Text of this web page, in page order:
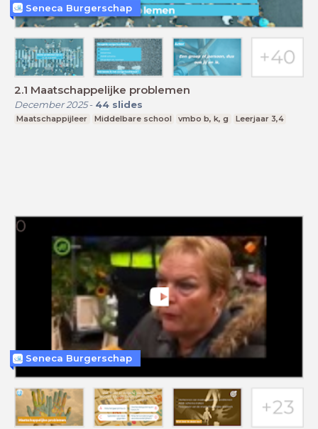
2.1 Maatschappelijke problemen
December 2025- 44 slides
Maatschappijleer Middelbare school vmbo b, k, g Leerjaar 3,4
Seneca Burgerschap
Seneca Burgerschap